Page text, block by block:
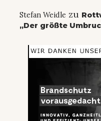
Stefan Weidle zu
„Der größte